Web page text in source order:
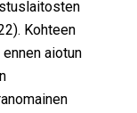
Kohteen
aiotun